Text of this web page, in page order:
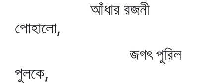
আঁধার রজনী
পোহালো,
জগৎ পুরিল
পুলকে,